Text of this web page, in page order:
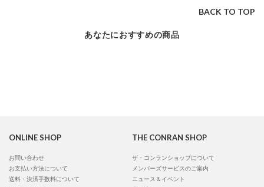
BACK TO TOP
あなたにおすすめの商品
ONLINE SHOP
お問い合わせ
お支払い方法について
送料・決済手数料について
THE CONRAN SHOP
ザ・コンランショップについて
メンバーズサービスのご案内
ニュース＆イベント